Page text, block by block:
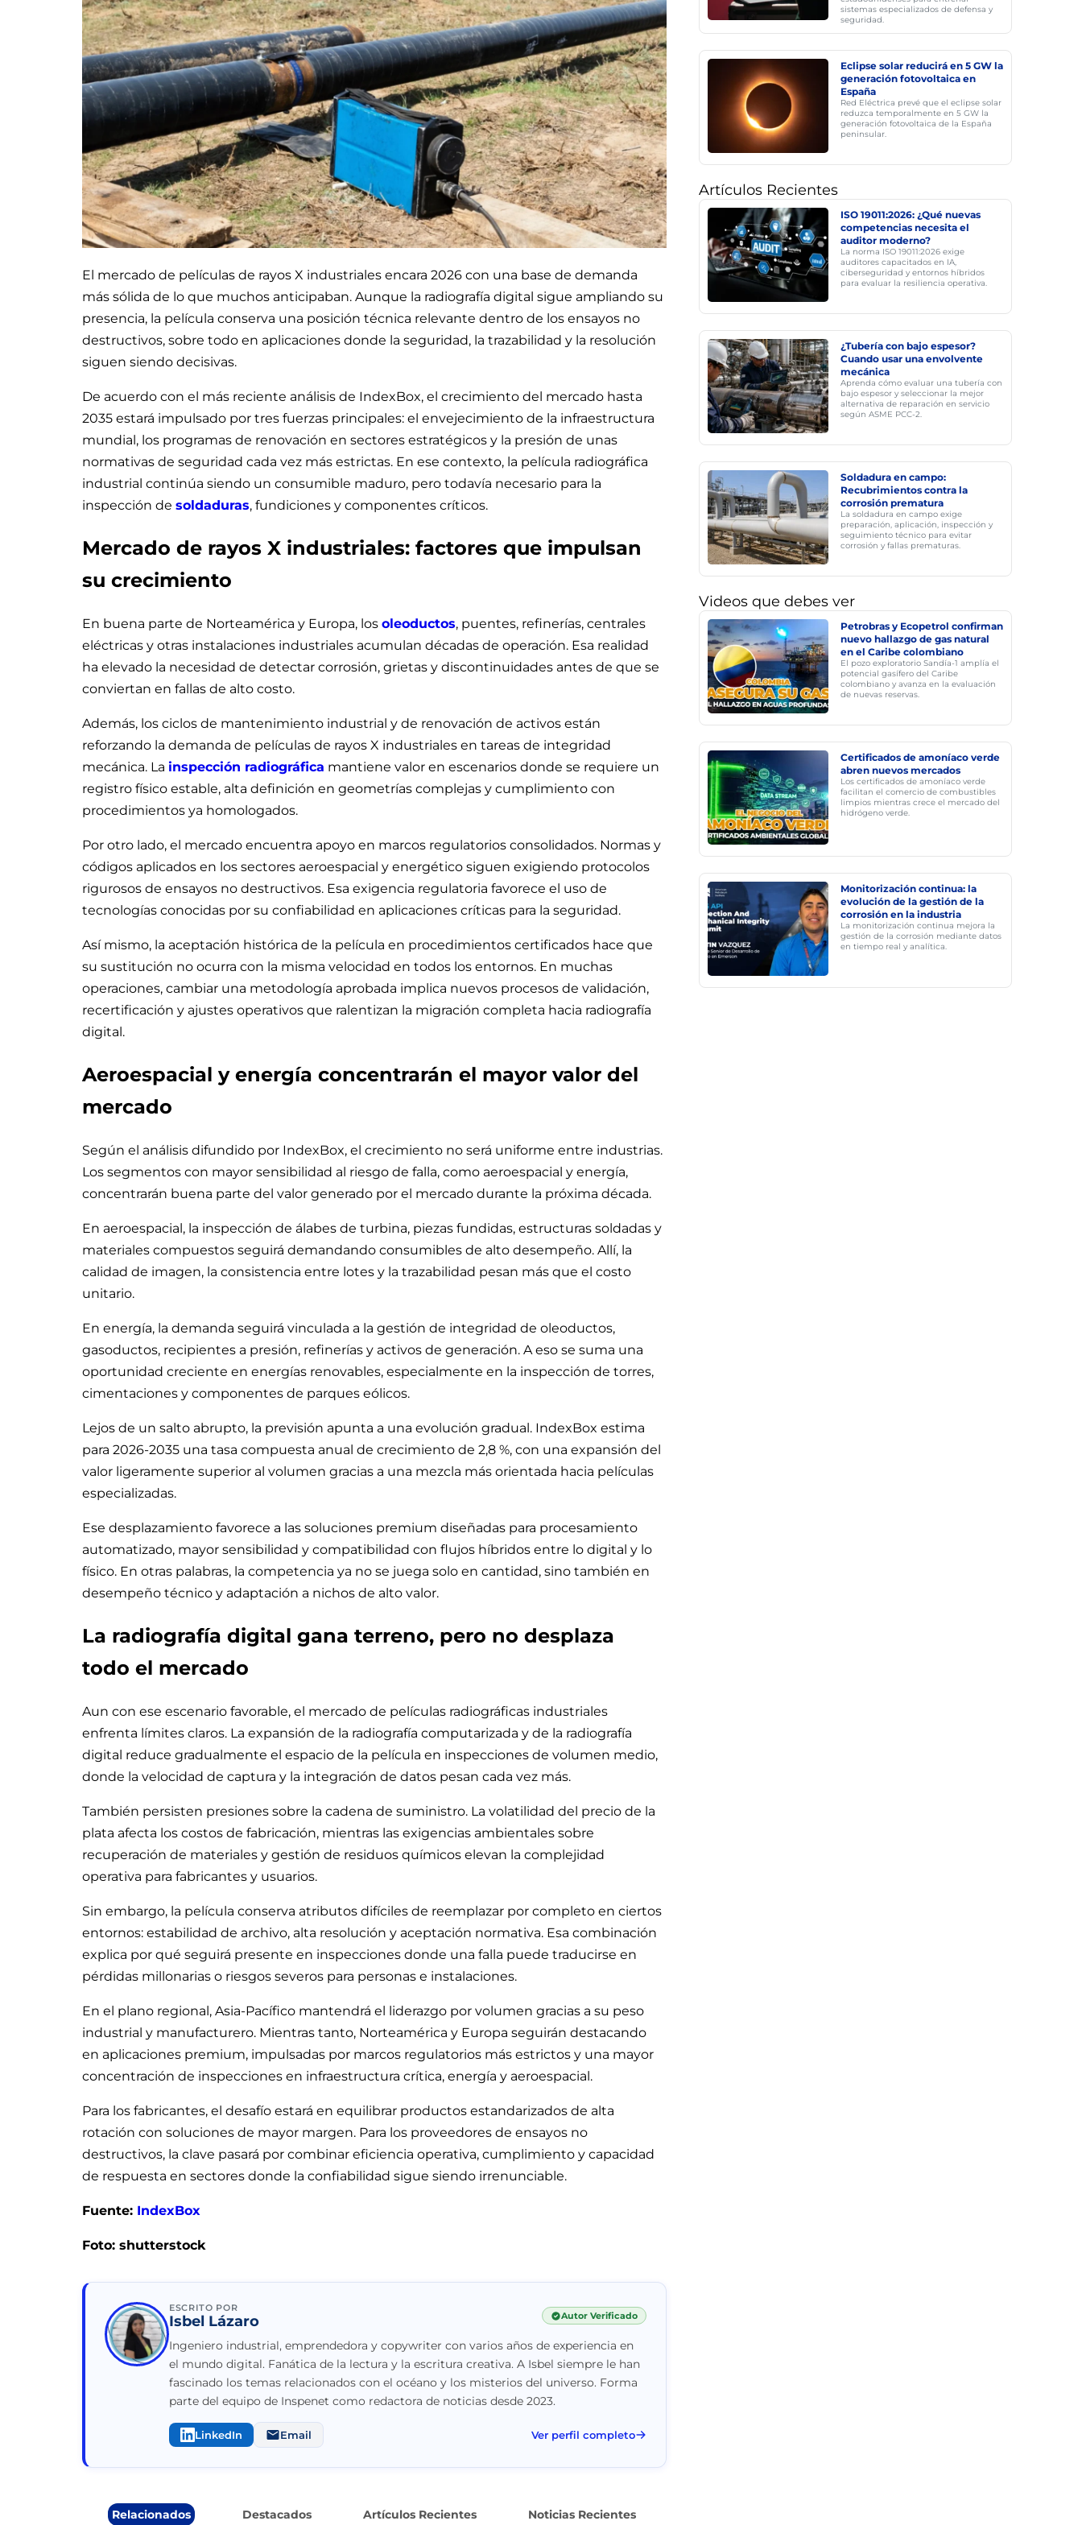
El mercado de películas de rayos X industriales encara 2026 con una base de demanda
más sólida de lo que muchos anticipaban. Aunque la radiografía digital sigue ampliando su
presencia, la película conserva una posición técnica relevante dentro de los ensayos no
destructivos, sobre todo en aplicaciones donde la seguridad, la trazabilidad y la resolución
siguen siendo decisivas.
De acuerdo con el más reciente análisis de IndexBox, el crecimiento del mercado hasta
2035 estará impulsado por tres fuerzas principales: el envejecimiento de la infraestructura
mundial, los programas de renovación en sectores estratégicos y la presión de unas
normativas de seguridad cada vez más estrictas. En ese contexto, la película radiográfica
industrial continúa siendo un consumible maduro, pero todavía necesario para la
inspección de soldaduras, fundiciones y componentes críticos.
Mercado de rayos X industriales: factores que impulsan
su crecimiento
En buena parte de Norteamérica y Europa, los oleoductos, puentes, refinerías, centrales
eléctricas y otras instalaciones industriales acumulan décadas de operación. Esa realidad
ha elevado la necesidad de detectar corrosión, grietas y discontinuidades antes de que se
conviertan en fallas de alto costo.
Además, los ciclos de mantenimiento industrial y de renovación de activos están
reforzando la demanda de películas de rayos X industriales en tareas de integridad
mecánica. La inspección radiográfica mantiene valor en escenarios donde se requiere un
registro físico estable, alta definición en geometrías complejas y cumplimiento con
procedimientos ya homologados.
Por otro lado, el mercado encuentra apoyo en marcos regulatorios consolidados. Normas y
códigos aplicados en los sectores aeroespacial y energético siguen exigiendo protocolos
rigurosos de ensayos no destructivos. Esa exigencia regulatoria favorece el uso de
tecnologías conocidas por su confiabilidad en aplicaciones críticas para la seguridad.
Así mismo, la aceptación histórica de la película en procedimientos certificados hace que
su sustitución no ocurra con la misma velocidad en todos los entornos. En muchas
operaciones, cambiar una metodología aprobada implica nuevos procesos de validación,
recertificación y ajustes operativos que ralentizan la migración completa hacia radiografía
digital.
Aeroespacial y energía concentrarán el mayor valor del
mercado
Según el análisis difundido por IndexBox, el crecimiento no será uniforme entre industrias.
Los segmentos con mayor sensibilidad al riesgo de falla, como aeroespacial y energía,
concentrarán buena parte del valor generado por el mercado durante la próxima década.
En aeroespacial, la inspección de álabes de turbina, piezas fundidas, estructuras soldadas y
materiales compuestos seguirá demandando consumibles de alto desempeño. Allí, la
calidad de imagen, la consistencia entre lotes y la trazabilidad pesan más que el costo
unitario.
En energía, la demanda seguirá vinculada a la gestión de integridad de oleoductos,
gasoductos, recipientes a presión, refinerías y activos de generación. A eso se suma una
oportunidad creciente en energías renovables, especialmente en la inspección de torres,
cimentaciones y componentes de parques eólicos.
Lejos de un salto abrupto, la previsión apunta a una evolución gradual. IndexBox estima
para 2026-2035 una tasa compuesta anual de crecimiento de 2,8 %, con una expansión del
valor ligeramente superior al volumen gracias a una mezcla más orientada hacia películas
especializadas.
Ese desplazamiento favorece a las soluciones premium diseñadas para procesamiento
automatizado, mayor sensibilidad y compatibilidad con flujos híbridos entre lo digital y lo
físico. En otras palabras, la competencia ya no se juega solo en cantidad, sino también en
desempeño técnico y adaptación a nichos de alto valor.
La radiografía digital gana terreno, pero no desplaza
todo el mercado
Aun con ese escenario favorable, el mercado de películas radiográficas industriales
enfrenta límites claros. La expansión de la radiografía computarizada y de la radiografía
digital reduce gradualmente el espacio de la película en inspecciones de volumen medio,
donde la velocidad de captura y la integración de datos pesan cada vez más.
También persisten presiones sobre la cadena de suministro. La volatilidad del precio de la
plata afecta los costos de fabricación, mientras las exigencias ambientales sobre
recuperación de materiales y gestión de residuos químicos elevan la complejidad
operativa para fabricantes y usuarios.
Sin embargo, la película conserva atributos difíciles de reemplazar por completo en ciertos
entornos: estabilidad de archivo, alta resolución y aceptación normativa. Esa combinación
explica por qué seguirá presente en inspecciones donde una falla puede traducirse en
pérdidas millonarias o riesgos severos para personas e instalaciones.
En el plano regional, Asia-Pacífico mantendrá el liderazgo por volumen gracias a su peso
industrial y manufacturero. Mientras tanto, Norteamérica y Europa seguirán destacando
en aplicaciones premium, impulsadas por marcos regulatorios más estrictos y una mayor
concentración de inspecciones en infraestructura crítica, energía y aeroespacial.
Para los fabricantes, el desafío estará en equilibrar productos estandarizados de alta
rotación con soluciones de mayor margen. Para los proveedores de ensayos no
destructivos, la clave pasará por combinar eficiencia operativa, cumplimiento y capacidad
de respuesta en sectores donde la confiabilidad sigue siendo irrenunciable.
Fuente: IndexBox
Foto: shutterstock
ESCRITO POR
Isbel Lázaro Autor Verificado
Ingeniero industrial, emprendedora y copywriter con varios años de experiencia en
el mundo digital. Fanática de la lectura y la escritura creativa. A Isbel siempre le han
fascinado los temas relacionados con el océano y los misterios del universo. Forma
parte del equipo de Inspenet como redactora de noticias desde 2023.
LinkedIn Email Ver perfil completo
Relacionados Destacados Artículos Recientes Noticias Recientes
sistemas especializados de defensa y
seguridad.
Eclipse solar reducirá en 5 GW la
generación fotovoltaica en
España
Red Eléctrica prevé que el eclipse solar
reduzca temporalmente en 5 GW la
generación fotovoltaica de la España
peninsular.
Artículos Recientes
ISO 19011:2026: ¿Qué nuevas
competencias necesita el
auditor moderno?
La norma ISO 19011:2026 exige
auditores capacitados en IA,
ciberseguridad y entornos híbridos
para evaluar la resiliencia operativa.
¿Tubería con bajo espesor?
Cuando usar una envolvente
mecánica
Aprenda cómo evaluar una tubería con
bajo espesor y seleccionar la mejor
alternativa de reparación en servicio
según ASME PCC-2.
Soldadura en campo:
Recubrimientos contra la
corrosión prematura
La soldadura en campo exige
preparación, aplicación, inspección y
seguimiento técnico para evitar
corrosión y fallas prematuras.
Videos que debes ver
Petrobras y Ecopetrol confirman
nuevo hallazgo de gas natural
en el Caribe colombiano
El pozo exploratorio Sandía-1 amplía el
potencial gasífero del Caribe
colombiano y avanza en la evaluación
de nuevas reservas.
Certificados de amoníaco verde
abren nuevos mercados
Los certificados de amoníaco verde
facilitan el comercio de combustibles
limpios mientras crece el mercado del
hidrógeno verde.
Monitorización continua: la
evolución de la gestión de la
corrosión en la industria
La monitorización continua mejora la
gestión de la corrosión mediante datos
en tiempo real y analítica.